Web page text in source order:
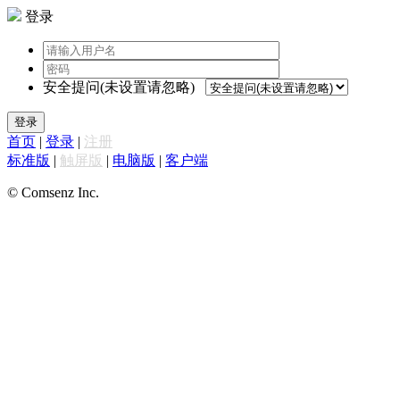
登录
安全提问(未设置请忽略)
登录
首页 | 登录 | 注册
标准版 | 触屏版 | 电脑版 | 客户端
© Comsenz Inc.